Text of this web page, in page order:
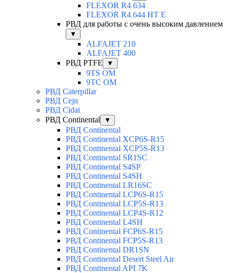
FLEXOR R4 634
FLEXOR R4 644 HT E
РВД для работы с очень высоким давлением
▼
ALFAJET 210
ALFAJET 400
РВД PTFE
▼
9TS OM
9TC OM
РВД Caterpillar
РВД Cejn
РВД Cidat
РВД Continental
▼
РВД Continental
РВД Continental XCP6S-R15
РВД Continental XCP5S-R13
РВД Continental SR1SC
РВД Continental S4SP
РВД Continental S4SH
РВД Continental LR16SC
РВД Continental LCP6S-R15
РВД Continental LCP5S-R13
РВД Continental LCP4S-R12
РВД Continental L4SH
РВД Continental FCP6S-R15
РВД Continental FCP5S-R13
РВД Continental DR1SN
РВД Continental Desert Steel Air
РВД Continental API 7K